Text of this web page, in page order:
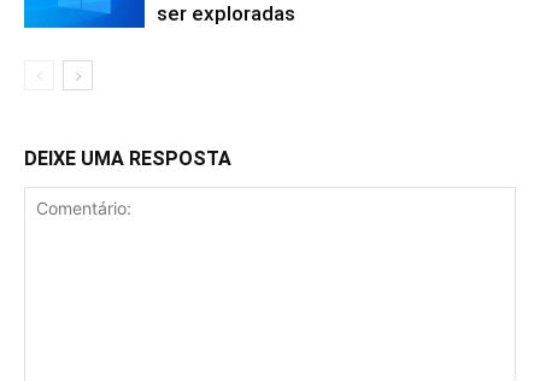
ser exploradas
DEIXE UMA RESPOSTA